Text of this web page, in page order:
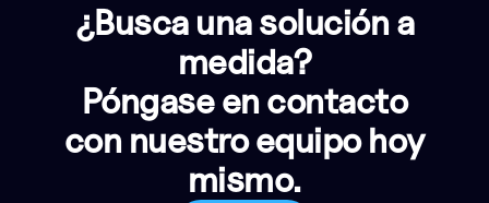
¿Busca una solución a
medida?
Póngase en contacto
con nuestro equipo hoy
mismo.